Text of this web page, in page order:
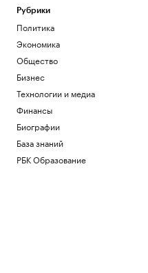
Рубрики
Политика
Экономика
Общество
Бизнес
Технологии и медиа
Финансы
Биографии
База знаний
РБК Образование